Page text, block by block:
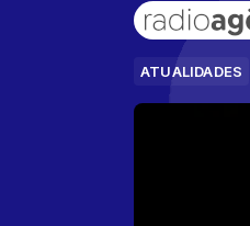
ATUALIDADES